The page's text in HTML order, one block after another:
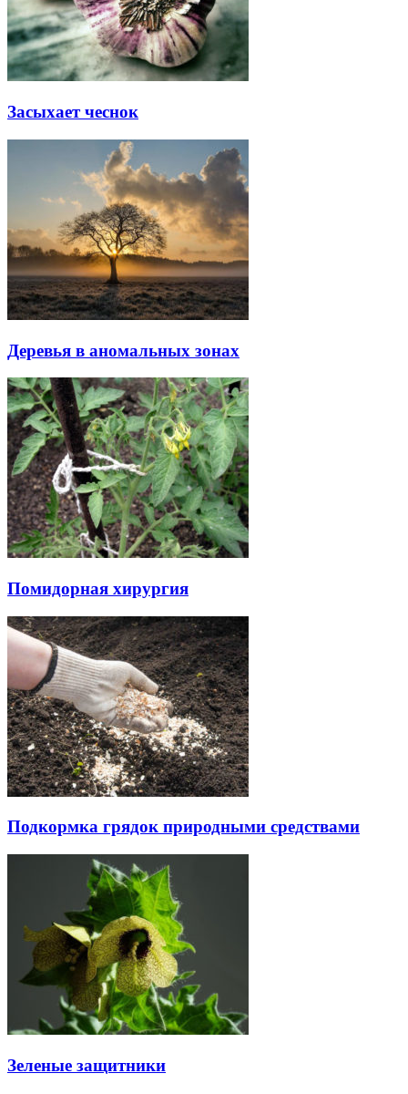
Засыхает чеснок
Деревья в аномальных зонах
Помидорная хирургия
Подкормка грядок природными средствами
Зеленые защитники